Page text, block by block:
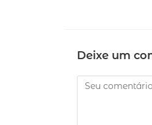
Deixe um